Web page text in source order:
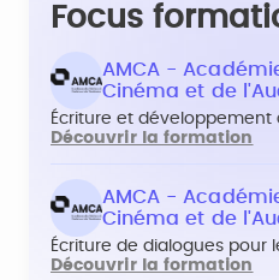
Focus
AMCA -
Cinéma et de
Écriture et
Découvrir la formation
AMCA -
Cinéma et de
Écriture de dialogues pour
Découvrir la formation